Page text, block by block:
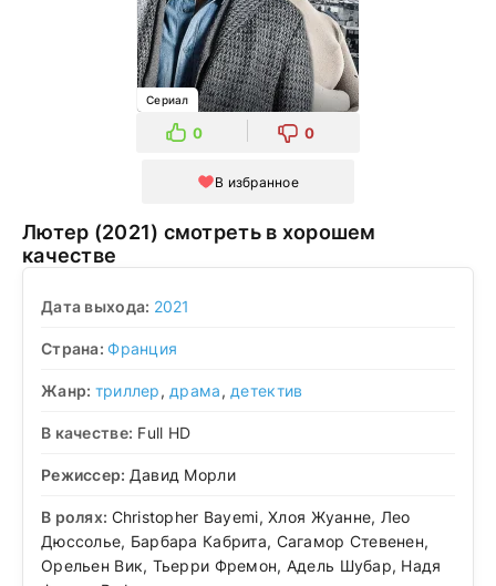
Сериал
0 0
В избранное
Лютер (2021) смотреть в хорошем
качестве
Дата выхода: 2021
Страна:Франция
Жанр: триллер, драма, детектив
В качестве: Full HD
Режиссер: Давид Морли
В ролях: Christopher Bayemi, Хлоя Жуанне, Лео
Дюссолье, Барбара Кабрита, Сагамор Стевенен,
Орельен Вик, Тьерри Фремон, Адель Шубар, Надя